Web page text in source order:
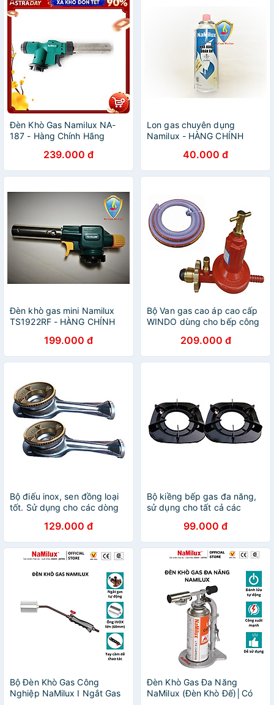
Đèn Khò Gas Namilux NA-
187 - Hàng Chính Hãng
239.000 đ
Lon gas chuyên dụng
Namilux - HÀNG CHÍNH
40.000 đ
Đèn khò gas mini Namilux
TS1922RF - HÀNG CHÍNH
199.000 đ
Bộ Van gas cao áp cao cấp
WINDO dùng cho bếp công
chính hãng209.000 đ
Bộ điếu inox, sen đồng loại
tốt. Sử dụng cho các dòng
Hàng chính hãng
129.000 đ
Bộ kiềng bếp gas đa năng,
sử dụng cho tất cả các
thông - Hàng chính hãng
99.000 đ
Bộ Đèn Khò Gas Công
Nghiệp NaMilux I Ngắt Gas
Đèn Khò Gas Đa Năng
NaMilux (Đèn Khò Đế)│Có